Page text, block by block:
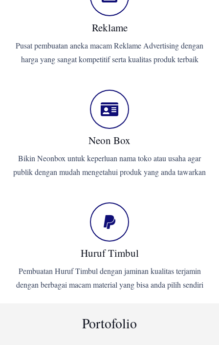
Reklame
Pusat pembuatan aneka macam Reklame Advertising dengan
harga yang sangat kompetitif serta kualitas produk terbaik
Neon Box
Bikin Neonbox untuk keperluan nama toko atau usaha agar
publik dengan mudah mengetahui produk yang anda tawarkan
Huruf Timbul
Pembuatan Huruf Timbul dengan jaminan kualitas terjamin
dengan berbagai macam material yang bisa anda pilih sendiri
Portofolio